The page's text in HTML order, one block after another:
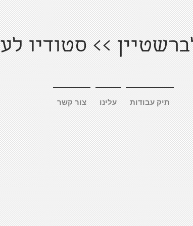
>> סטודיו
צור קשר עלינו תיק עבודות